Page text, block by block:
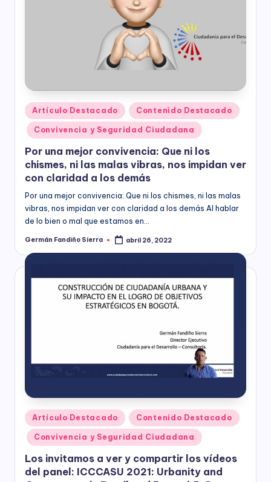
Publicado
en
Artículo Destacado Contenido Destacado
Convivencia y Seguridad Ciudadana
Por una mejor convivencia: Que ni los
chismes, ni las malas vibras, nos impidan ver
con claridad a los demás
Por una mejor convivencia: Que ni los chismes, ni las malas
vibras, nos impidan ver con claridad a los demás Al hablar
de lo bien o mal que estamos en…
Publicado
Germán Fandiño Sierra abril 26, 2022
Publicado
en
Artículo Destacado Contenido Destacado
Convivencia y Seguridad Ciudadana
Los invitamos a ver y compartir los vídeos
del panel: ICCCASU 2021: Urbanity and